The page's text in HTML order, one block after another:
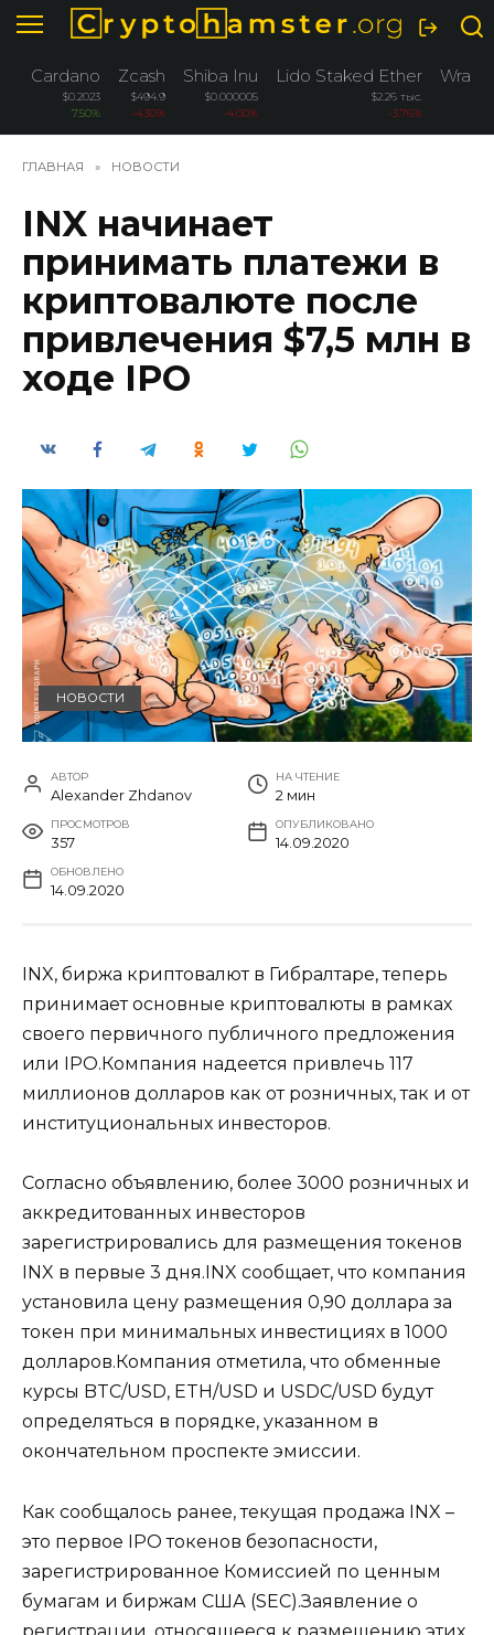
Перейти
содержанию
Cardano
$0.2023
7.50%
Zcash
$494.9
-4.30%
Shiba Inu
$0.000005
-4.00%
Lido Staked Ether
$2.26 тыс.
-3.76%
ГЛАВНАЯ » НОВОСТИ
INX начинает
принимать платежи в
криптовалюте после
привлечения $7,5 млн в
ходе IPO
НОВОСТИ
АВТОР
Alexander Zhdanov
НА ЧТЕНИЕ
2 мин
ПРОСМОТРОВ
357
ОПУБЛИКОВАНО
14.09.2020
ОБНОВЛЕНО
14.09.2020
INX, биржа криптовалют в Гибралтаре, теперь
принимает основные криптовалюты в рамках
своего первичного публичного предложения
или IPO.Компания надеется привлечь 117
миллионов долларов как от розничных, так и от
институциональных инвесторов.
Согласно объявлению, более 3000 розничных и
аккредитованных инвесторов
зарегистрировались для размещения токенов
INX в первые 3 дня.INX сообщает, что компания
установила цену размещения 0,90 доллара за
токен при минимальных инвестициях в 1000
долларов.Компания отметила, что обменные
курсы BTC/USD, ETH/USD и USDC/USD будут
определяться в порядке, указанном в
окончательном проспекте эмиссии.
Как сообщалось ранее, текущая продажа INX –
это первое IPO токенов безопасности,
зарегистрированное Комиссией по ценным
бумагам и биржам США (SEC).Заявление о
регистрации, относящееся к размещению этих